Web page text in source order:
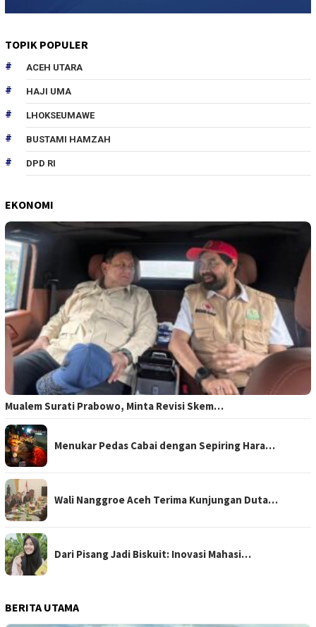
TOPIK POPULER
ACEH UTARA
HAJI UMA
LHOKSEUMAWE
BUSTAMI HAMZAH
DPD RI
EKONOMI
Mualem Surati Prabowo, Minta Revisi Skem…
Menukar Pedas Cabai dengan Sepiring Hara…
Wali Nanggroe Aceh Terima Kunjungan Duta…
Dari Pisang Jadi Biskuit: Inovasi Mahasi…
BERITA UTAMA